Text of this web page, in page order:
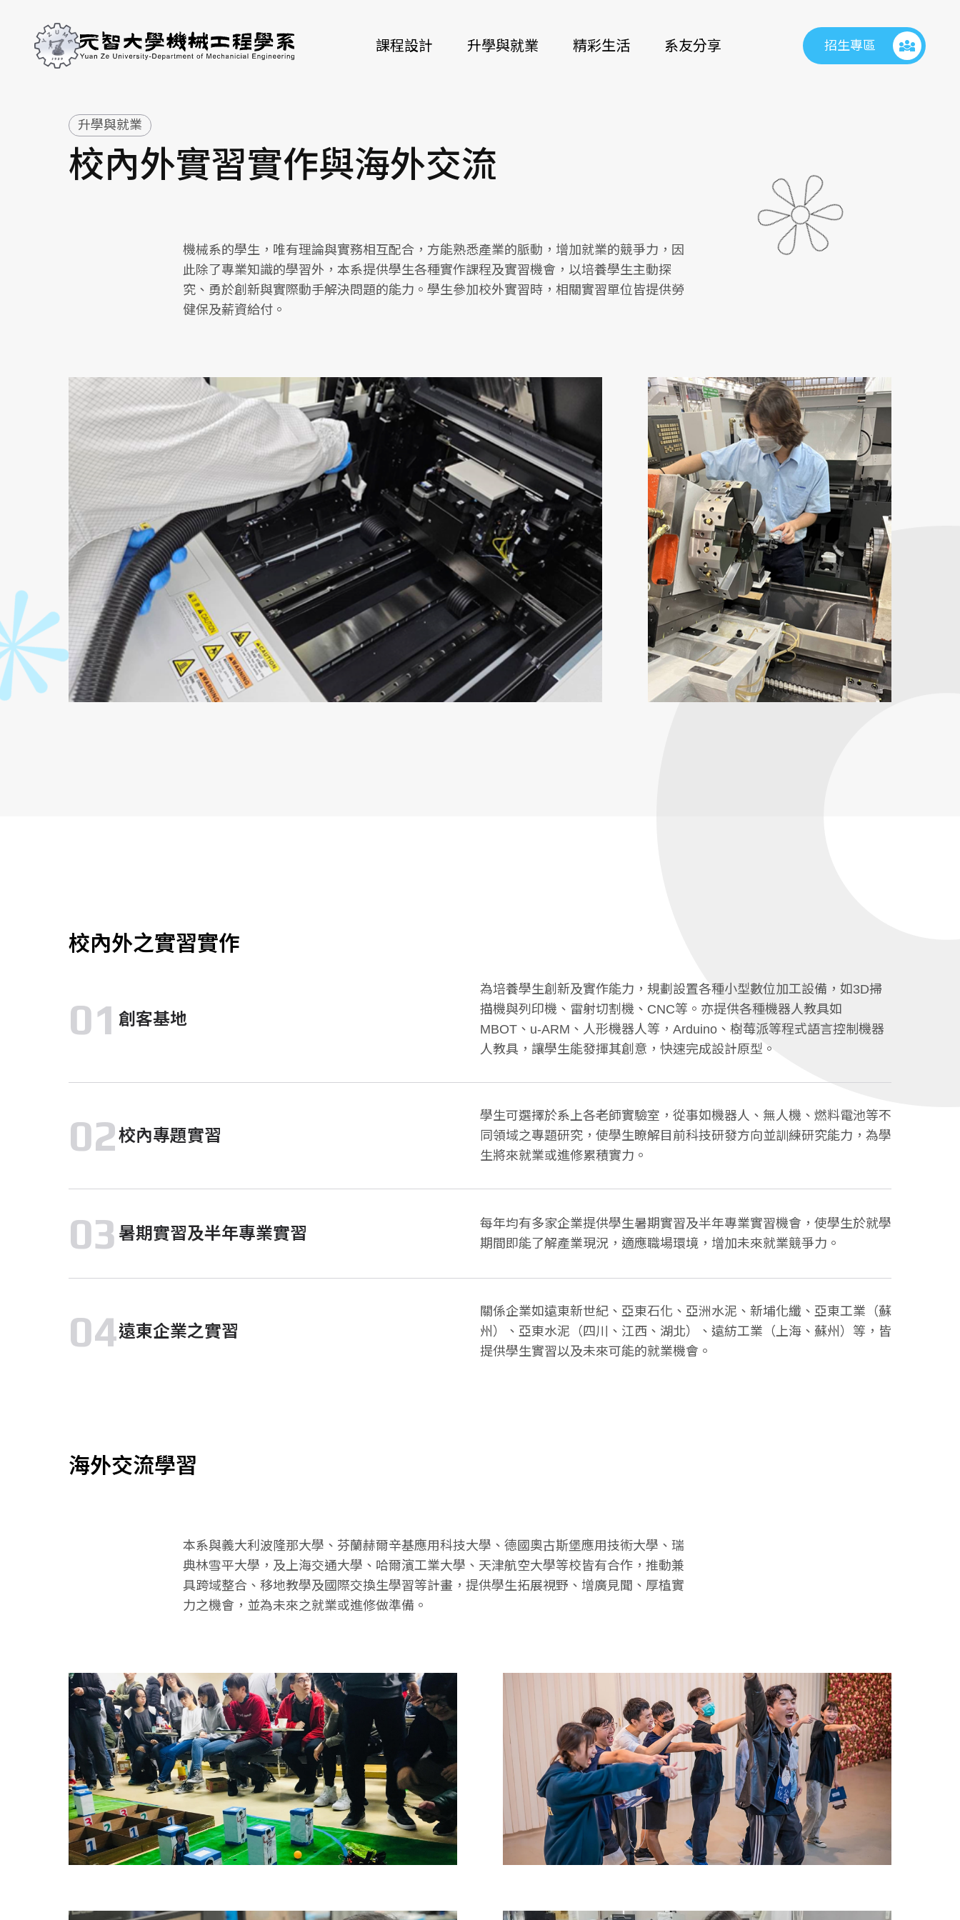
課程設計 升學與就業 精彩生活 系友分享 招生專區 diversity_3
升學與就業
校內外實習實作與海外交流
機械系的學生，唯有理論與實務相互配合，方能熟悉產業的脈動，增加就業的競爭力，因
此除了專業知識的學習外，本系提供學生各種實作課程及實習機會，以培養學生主動探
究、勇於創新與實際動手解決問題的能力。學生參加校外實習時，相關實習單位皆提供勞
健保及薪資給付。
校內外之實習實作
01 創客基地
為培養學生創新及實作能力，規劃設置各種小型數位加工設備，如3D掃
描機與列印機、雷射切割機、CNC等。亦提供各種機器人教具如
MBOT、u-ARM、人形機器人等，Arduino、樹莓派等程式語言控制機器
人教具，讓學生能發揮其創意，快速完成設計原型。
02校內專題實習
學生可選擇於系上各老師實驗室，從事如機器人、無人機、燃料電池等不
同領域之專題研究，使學生瞭解目前科技研發方向並訓練研究能力，為學
生將來就業或進修累積實力。
03 暑期實習及半年專業實習
每年均有多家企業提供學生暑期實習及半年專業實習機會，使學生於就學
期間即能了解產業現況，適應職場環境，增加未來就業競爭力。
04遠東企業之實習
關係企業如遠東新世紀、亞東石化、亞洲水泥、新埔化纖、亞東工業（蘇
州）、亞東水泥（四川、江西、湖北）、遠紡工業（上海、蘇州）等，皆
提供學生實習以及未來可能的就業機會。
海外交流學習
本系與義大利波隆那大學、芬蘭赫爾辛基應用科技大學、德國奧古斯堡應用技術大學、瑞
典林雪平大學，及上海交通大學、哈爾濱工業大學、天津航空大學等校皆有合作，推動兼
具跨域整合、移地教學及國際交換生學習等計畫，提供學生拓展視野、增廣見聞、厚植實
力之機會，並為未來之就業或進修做準備。